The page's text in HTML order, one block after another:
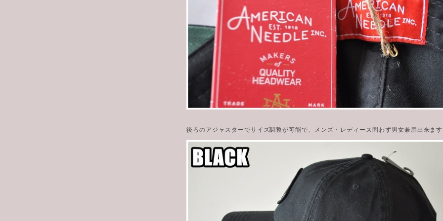
後ろのアジャスターでサイズ調整が可能で、メンズ・レディース問わず男女兼用出来ま